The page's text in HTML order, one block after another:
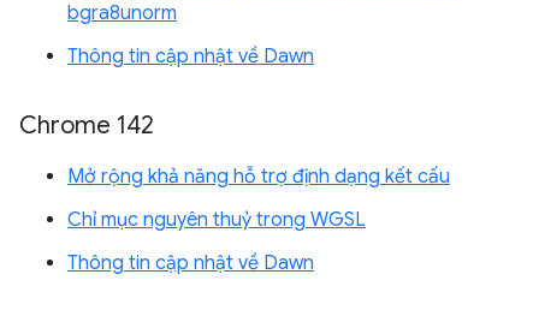
bgra8unorm
Thông tin cập nhật về Dawn
Chrome 142
Mở rộng khả năng hỗ trợ định dạng kết cấu
Chỉ mục nguyên thuỷ trong WGSL
Thông tin cập nhật về Dawn